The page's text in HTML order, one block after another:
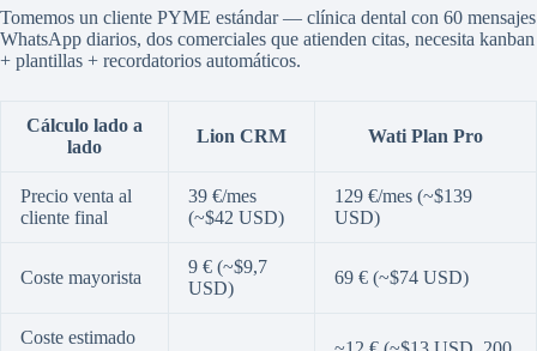
Tomemos un cliente PYME estándar — clínica dental con 60 mensajes
WhatsApp diarios, dos comerciales que atienden citas, necesita kanban
+ plantillas + recordatorios automáticos.
Cálculo lado a
lado
Lion CRM Wati Plan Pro
Precio venta al
cliente final
39 €/mes
(~$42 USD)
129 €/mes (~$139
USD)
Coste mayorista
9 € (~$9,7
USD)
69 € (~$74 USD)
Coste estimado